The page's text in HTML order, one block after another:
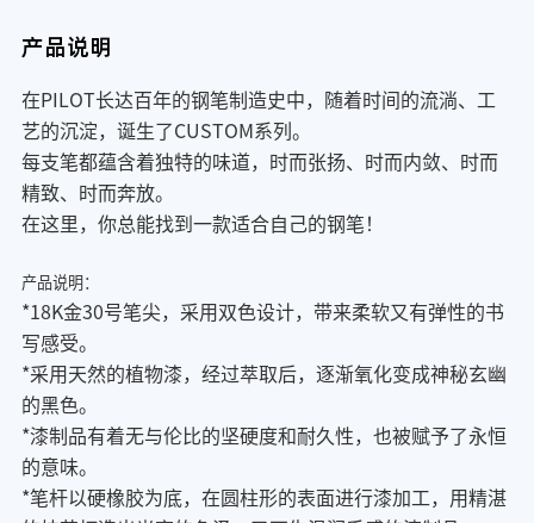
产品说明
在PILOT长达百年的钢笔制造史中，随着时间的流淌、工
艺的沉淀，诞生了CUSTOM系列。
每支笔都蕴含着独特的味道，时而张扬、时而内敛、时而
精致、时而奔放。
在这里，你总能找到一款适合自己的钢笔！
产品说明：
*18K金30号笔尖，采用双色设计，带来柔软又有弹性的书
写感受。
*采用天然的植物漆，经过萃取后，逐渐氧化变成神秘玄幽
的黑色。
*漆制品有着无与伦比的坚硬度和耐久性，也被赋予了永恒
的意味。
*笔杆以硬橡胶为底，在圆柱形的表面进行漆加工，用精湛